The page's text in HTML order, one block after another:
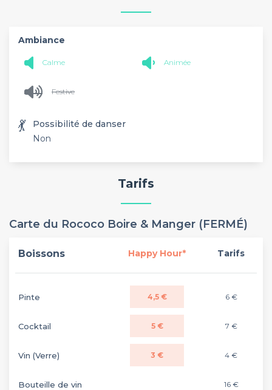
Ambiance
Calme Animée
Festive
💃
Possibilité de danser
Non
Tarifs
Carte du Rococo Boire & Manger (FERMÉ)
Boissons Happy Hour* Tarifs
Pinte 4,5 € 6 €
Cocktail 5 € 7 €
Vin (Verre) 3 € 4 €
Bouteille de vin 16 €